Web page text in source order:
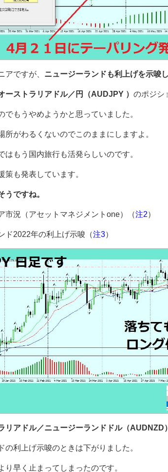
アですが、 ニュージーランドも利上げを示唆し
ーストラリアドル／円（AUDJPY ） のポジシ
でもうやめようかと思っていました。
所がわるくないのでこのままにしますよ。
はもう国内旅行も活発らしいのです。
策も発表しています。
うですね。
市況（アセットマネジメントone）（注2）
ド2022年の利上げ示唆（注3）
リアドル／ニュージーランドドル（AUDNZD）
の利上げ示唆のときは下がりました。
り早く止まってしまったのです。